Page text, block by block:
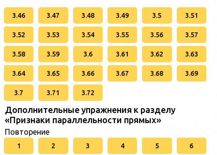
3.46 3.47 3.48 3.49 3.5 3.51
3.52 3.53 3.54 3.55 3.56 3.57
3.58 3.59 3.6 3.61 3.62 3.63
3.64 3.65 3.66 3.67 3.68 3.69
3.7 3.71 3.72
Дополнительные упражнения к разделу
«Признаки параллельности прямых»
Повторение
1 2 3 4 5 6